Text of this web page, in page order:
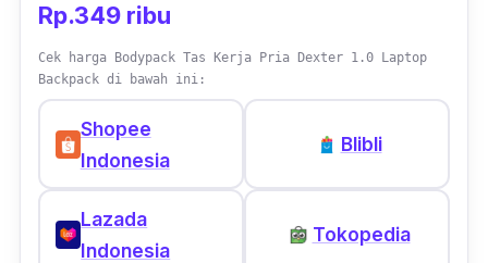
Rp.349 ribu
Cek harga Bodypack Tas Kerja Pria Dexter 1.0 Laptop
Backpack di bawah ini:
Shopee
Indonesia
Blibli
Lazada
Indonesia
Tokopedia